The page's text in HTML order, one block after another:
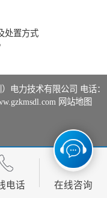
处置方式
电力技术有限公司 电话：
网站地图
电话 在线咨询